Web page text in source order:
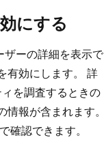
にする
ーの詳細を表示で
有効にします。 詳
を調査するときの
報が含まれます。
確認できます。